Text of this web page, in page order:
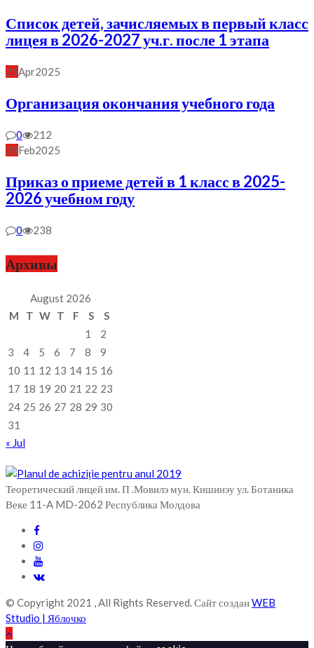
Список детей, зачисляемых в первый класс
лицея в 2026-2027 уч.г. после 1 этапа
25Apr2025
Организация окончания учебного года
0
212
28Feb2025
Приказ о приеме детей в 1 класс в 2025-
2026 учебном году
0 238
Архивы
August 2026
M
T W T F S
S
1
2
3
4 5 6 7 8
9
10 11 12 13 14 15 16
17 18 19 20 21 22 23
24 25 26 27 28 29 30
31
« Jul
Теоретический лицей им. П .Мовилэ мун. Кишинэу ул. Ботаника
Веке 11-A MD-2062 Республика Молдова
© Copyright 2021 , All Rights Reserved. Сайт созданWEB
Sttudio | Яблочко